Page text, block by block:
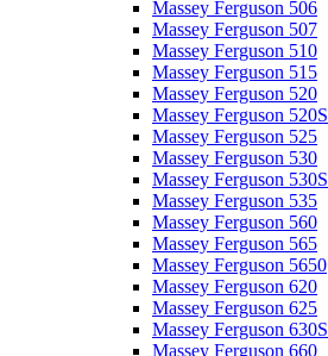
Massey Ferguson 506
Massey Ferguson 507
Massey Ferguson 510
Massey Ferguson 515
Massey Ferguson 520
Massey Ferguson 520S
Massey Ferguson 525
Massey Ferguson 530
Massey Ferguson 530S
Massey Ferguson 535
Massey Ferguson 560
Massey Ferguson 565
Massey Ferguson 5650
Massey Ferguson 620
Massey Ferguson 625
Massey Ferguson 630S
Massey Ferguson 660